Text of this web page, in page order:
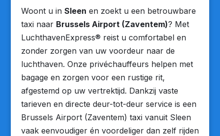
Woont u in Sleen en zoekt u een betrouwbare
taxi naar Brussels Airport (Zaventem)? Met
LuchthavenExpress® reist u comfortabel en
zonder zorgen van uw voordeur naar de
luchthaven. Onze privéchauffeurs helpen met
bagage en zorgen voor een rustige rit,
afgestemd op uw vertrektijd. Dankzij vaste
tarieven en directe deur-tot-deur service is een
Brussels Airport (Zaventem) taxi vanuit Sleen
vaak eenvoudiger én voordeliger dan zelf rijden